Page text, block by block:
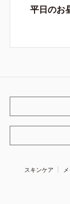
平日のお
スキンケア